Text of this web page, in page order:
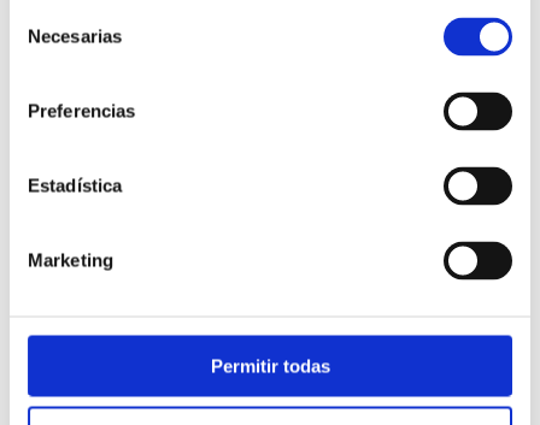
Necesarias
Preferencias
Estadística
Marketing
Permitir todas